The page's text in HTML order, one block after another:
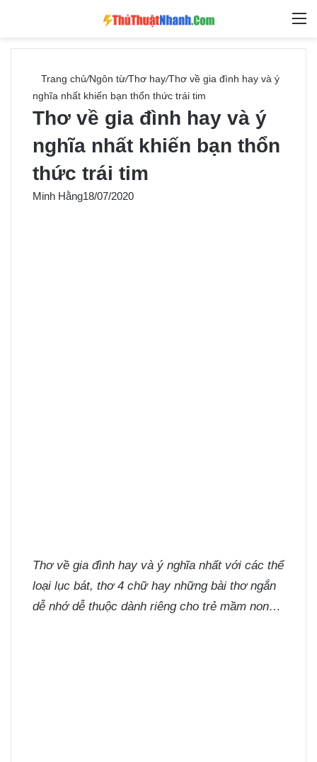
Tìm
Trang chủ/Ngôn từ/Thơ hay/Thơ về gia đình hay và ý
nghĩa nhất khiến bạn thổn thức trái tim
Thơ về gia đình hay và ý
nghĩa nhất khiến bạn thổn
thức trái tim
Minh Hằng18/07/2020
Thơ về gia đình hay và ý nghĩa nhất với các thể
loại lục bát, thơ 4 chữ hay những bài thơ ngắn
dễ nhớ dễ thuộc dành riêng cho trẻ mầm non…